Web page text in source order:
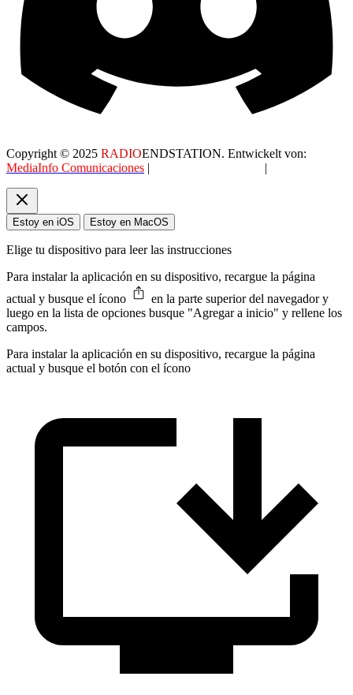
Copyright © 2025 RADIOENDSTATION. Entwickelt von:
MediaInfo Comunicaciones | |
Estoy en iOS Estoy en MacOS
Elige tu dispositivo para leer las instrucciones
Para instalar la aplicación en su dispositivo, recargue la página
actual y busque el ícono
en la parte superior del navegador y
luego en la lista de opciones busque "Agregar a inicio" y rellene los
campos.
Para instalar la aplicación en su dispositivo, recargue la página
actual y busque el botón con el ícono